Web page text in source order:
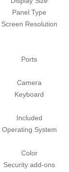
Panel Type
Screen Resolution
Ports
Camera
Keyboard
Included
Operating System
Color
Security add-ons